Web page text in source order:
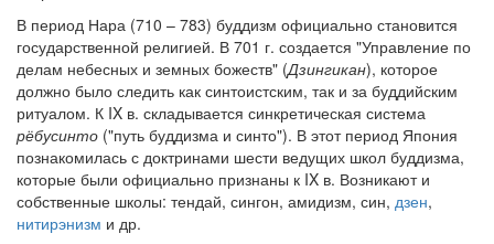
В период Нара (710 – 783) буддизм официально становится
государственной религией. В 701 г. создается "Управление по
делам небесных и земных божеств" (Дзингикан), которое
должно было следить как синтоистским, так и за буддийским
ритуалом. К IX в. складывается синкретическая система
рёбусинто ("путь буддизма и синто"). В этот период Япония
познакомилась с доктринами шести ведущих школ буддизма,
которые были официально признаны к IX в. Возникают и
собственные школы: тендай, сингон, амидизм, син, дзен,
нитирэнизм и др.